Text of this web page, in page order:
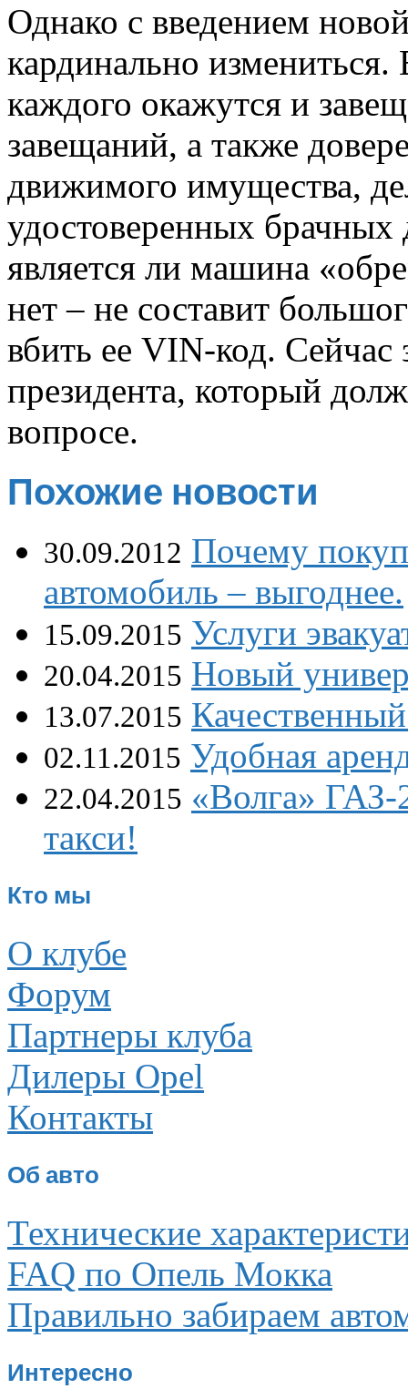
Однако с введением
кардинально
каждого окажутся и
завещаний, а также
движимого имущества,
удостоверенных
является ли машина
нет – не составит
вбить ее VIN-код. Сейчас
президента, который
вопросе.
Похожие новости
30.09.2012 Почему
автомобиль – выгоднее.
15.09.2015 Услуги
20.04.2015 Новый
13.07.2015
02.11.2015 Удобная
22.04.2015 «Волга» ГАЗ-
такси!
Кто мы
О клубе
Форум
Партнеры клуба
Дилеры Opel
Контакты
Об авто
Технические
FAQ по Опель Мокка
Правильно забираем
Интересно